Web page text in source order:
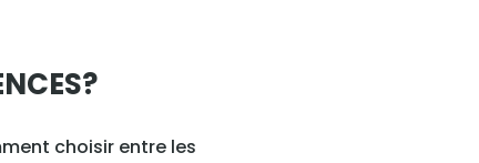
choisir entre les